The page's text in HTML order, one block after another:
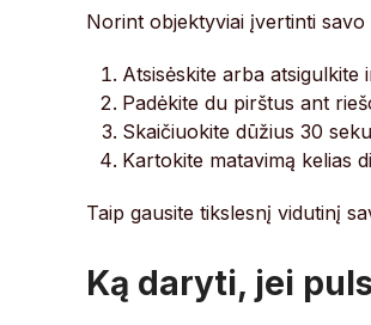
Norint objektyviai įvertinti
Atsisėskite arba atsigulkite
Padėkite du pirštus ant
Skaičiuokite dūžius 30
Kartokite matavimą kelias
Taip gausite tikslesnį vidutinį
Ką daryti, jei